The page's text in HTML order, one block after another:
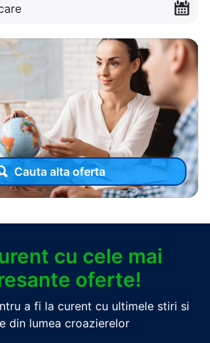
Cauta alta oferta
cu cele mai
oferte!
a fi la curent cu ultimele stiri si
din lumea croazierelor